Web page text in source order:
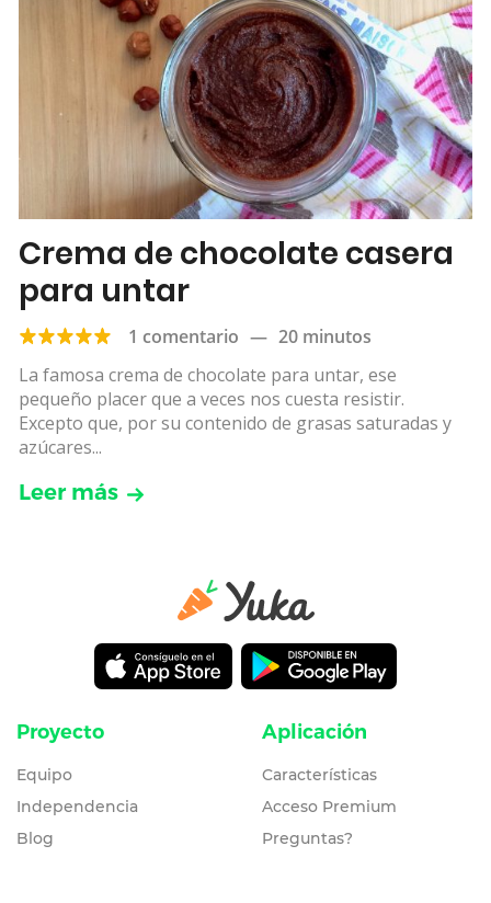
Crema de chocolate casera
para untar
1 comentario — 20 minutos
La famosa crema de chocolate para untar, ese
pequeño placer que a veces nos cuesta resistir.
Excepto que, por su contenido de grasas saturadas y
azúcares...
Leer más
Proyecto
Equipo
Independencia
Blog
Aplicación
Características
Acceso Premium
Preguntas?